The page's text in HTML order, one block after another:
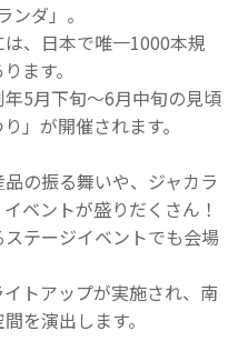
ダ」。
、日本で唯一1000本規
ます。
5月下旬～6月中旬の見頃
」が開催されます。
の振る舞いや、ジャカラ
ベントが盛りだくさん！
テージイベントでも会場
トアップが実施され、南
を演出します。